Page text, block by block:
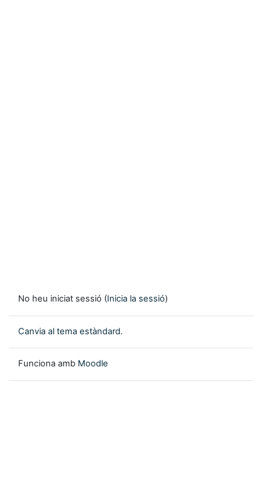
No heu iniciat sessió (Inicia la sessió)
Canvia al tema estàndard.
Funciona amb Moodle